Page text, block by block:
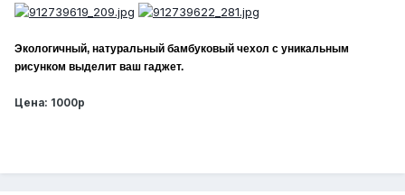
Экологичный, натуральный бамбуковый чехол с уникальным
рисунком выделит ваш гаджет.
Цена: 1000р